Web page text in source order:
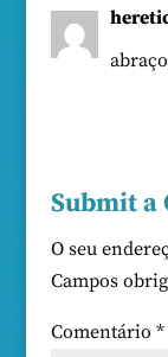
Submit a
O seu
Campos
Comentário *